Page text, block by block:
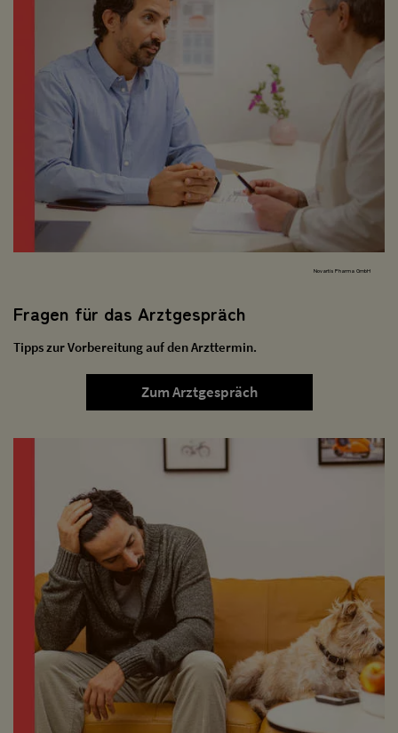
Novartis Pharma GmbH
Fragen für das Arztgespräch
Tipps zur Vorbereitung auf den Arzttermin.
Zum Arztgespräch